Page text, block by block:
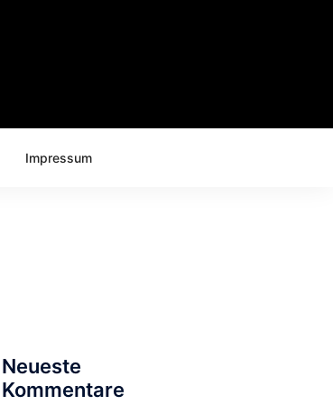
Impressum
Neueste
Kommentare